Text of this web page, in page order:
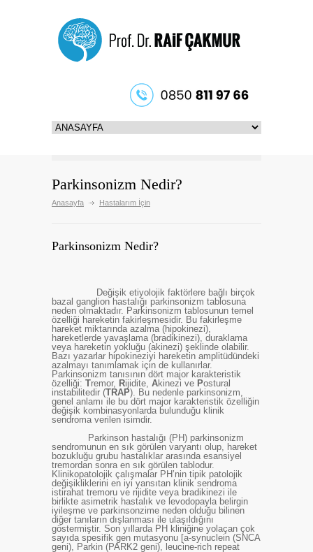
Parkinsonizm Nedir?
Anasayfa Hastalarım İçin
Parkinsonizm Nedir?
Değişik etiyolojik faktörlere bağlı birçok
bazal ganglion hastalığı parkinsonizm tablosuna
neden olmaktadır. Parkinsonizm tablosunun temel
özelliği hareketin fakirleşmesidir. Bu fakirleşme
hareket miktarında azalma (hipokinezi),
hareketlerde yavaşlama (bradikinezi), duraklama
veya hareketin yokluğu (akinezi) şeklinde olabilir.
Bazı yazarlar hipokineziyi hareketin amplitüdündeki
azalmayı tanımlamak için de kullanırlar.
Parkinsonizm tanısının dört major karakteristik
özelliği: Tremor, Rijidite, Akinezi ve Postural
instabilitedir (TRAP). Bu nedenle parkinsonizm,
genel anlamı ile bu dört major karakteristik özelliğin
değişik kombinasyonlarda bulunduğu klinik
sendroma verilen isimdir.
Parkinson hastalığı (PH) parkinsonizm
sendromunun en sık görülen varyantı olup, hareket
bozukluğu grubu hastalıklar arasında esansiyel
tremordan sonra en sık görülen tablodur.
Klinikopatolojik çalışmalar PH’nin tipik patolojik
değişikliklerini en iyi yansıtan klinik sendroma
istirahat tremoru ve rijidite veya bradikinezi ile
birlikte asimetrik hastalık ve levodopayla belirgin
iyileşme ve parkinsonzime neden olduğu bilinen
diğer tanıların dışlanması ile ulaşıldığını
göstermiştir. Son yıllarda PH kliniğine yolaçan çok
sayıda spesifik gen mutasyonu [a-synuclein (SNCA
geni), Parkin (PARK2 geni), leucine-rich repeat